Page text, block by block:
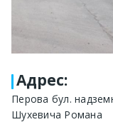
Адрес:
Перова бул.
Шухевича Романа